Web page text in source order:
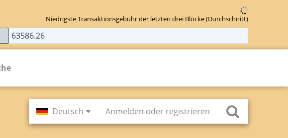
Niedrigste Transaktionsgebühr der letzten drei Blöcke (Durchschnitt)
Deutsch Anmelden oder registrieren